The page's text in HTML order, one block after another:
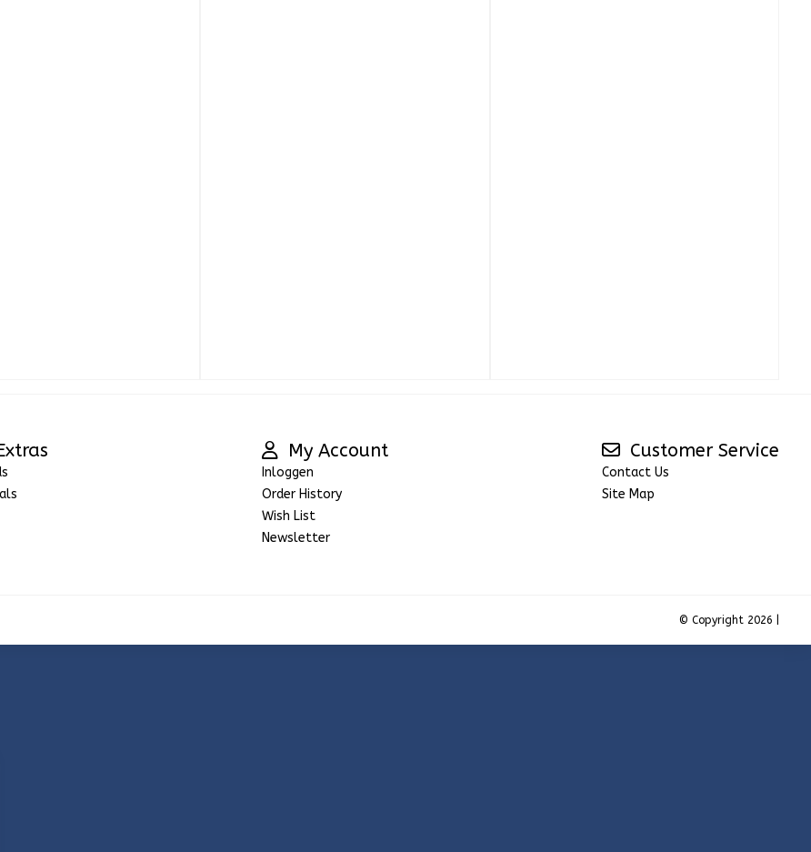
My Account
Inloggen
Order History
Wish List
Newsletter
Customer Service
Contact Us
Site Map
© Copyright 2026 |